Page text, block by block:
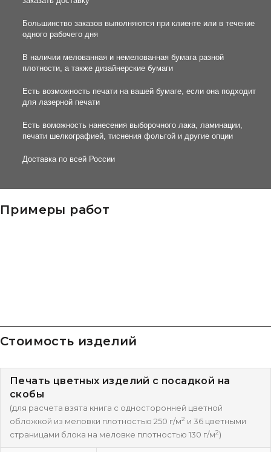
Большинство заказов выполняются при клиенте или в течение
одного рабочего дня
В наличии мелованная и немелованная бумага разной
плотности, а также дизайнерские бумаги
Есть возможность печати на вашей бумаге, если она подходит
для лазерной печати
Есть воможность нанесения выборочного лака, ламинации,
печати шелкографией, тиснения фольгой и другие опции
Доставка по всей России
Примеры работ
Стоимость изделий
Печать цветных изделий с посадкой на
скобы
(для расчета взята книга с односторонней цветной
обложкой из меловки плотностью 250 г/м2 и 36 цветными
страницами блока на меловке плотностью 130 г/м2)